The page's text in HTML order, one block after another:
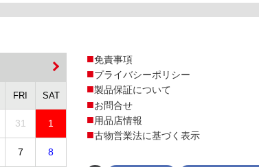
FRI SAT
31 1
7 8
免責事項
プライバシーポリシー
製品保証について
お問合せ
用品店情報
古物営業法に基づく表示